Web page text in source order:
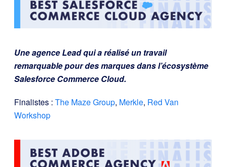
Une agence Lead qui a réalisé un travail
remarquable pour des marques dans l’écosystème
Salesforce Commerce Cloud.
Finalistes : The Maze Group, Merkle, Red Van
Workshop